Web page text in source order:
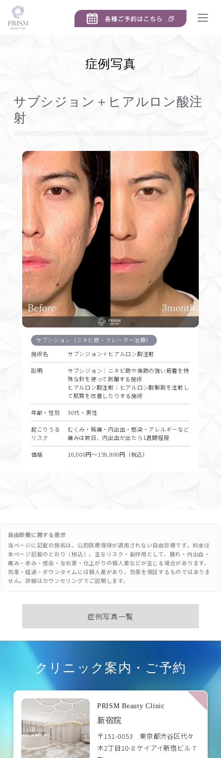
症例写真
サブシジョン＋ヒアルロン酸注
射
サブシジョン（ニキビ跡・クレーター治療）
施術名
サブシジョン＋ヒアルロン酸注射
説明
サブシジョン：ニキビ跡や傷跡の強い癒着を特
殊な針を使って剥離する施術
ヒアルロン酸注射：ヒアルロン酸製剤を注射し
て肌質を改善したりする施術
年齢・性別 30代・男性
起こりうる
リスク
むくみ・鈍痛・内出血・感染・アレルギーなど
痛みは数日、内出血が出たら1週間程度
価格 10,000円〜159,800円（税込）
自由診療に関する表示
当ページに記載の施術は、公的医療保険が適用されない自由診療です。料金は
本ページ記載のとおり（税込）。主なリスク・副作用として、腫れ・内出血・
痛み・赤み・感染・左右差・仕上がりの個人差などが生じる場合があります。
効果・経過・ダウンタイムには個人差があり、効果を保証するものではありま
せん。詳細はカウンセリングでご説明します。
症例写真一覧
クリニック案内・ご予約
PRISM Beauty Clinic
新宿院
〒151-0053 東京都渋谷区代々
木2丁目10-8 ケイアイ新宿ビル 7